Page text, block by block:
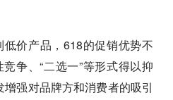
价产品，618的促销优势不
争、“二选一”等形式得以抑
强对品牌方和消费者的吸引